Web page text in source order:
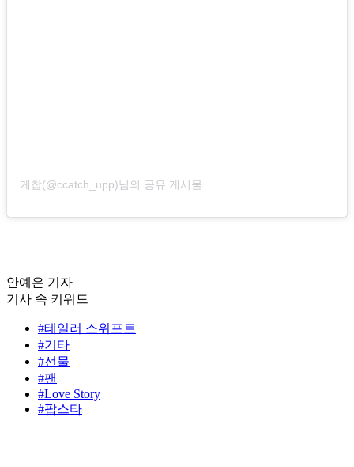
케찹(@ccatch_upp)님의 공유 게시물
안예은 기자
기사 속 키워드
#테일러 스위프트
#기타
#선물
#팬
#Love Story
#팝스타